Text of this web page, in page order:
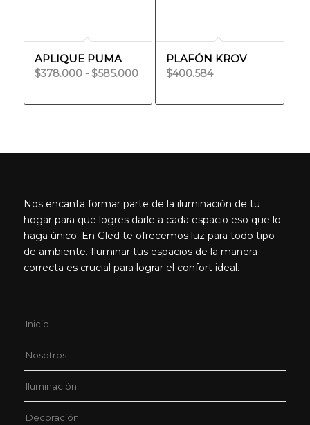
APLIQUE PUMA
$378.000 - $585.000Rango
precios:
hasta
PLAFÓN KROV
$400.584
Nos encanta formar parte de la iluminación de tu
hogar para que logres darle a cada espacio eso que lo
haga único. En Gled te ofrecemos luz para todo tipo
de ambiente. Iluminar tus espacios de la manera
correcta es crucial para lograr el confort ideal.
Inicio
Nosotros
Iluminación
Decoración